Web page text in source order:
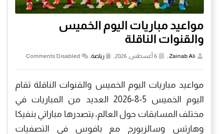
مواعيد مباريات اليوم الخميس
والقنوات الناقلة
Zainab Ali رياضة Comments Disabled
مواعيد مباريات اليوم الخميس والقنوات الناقلة تقام
اليوم الخميس 5-8-2026 العديد من المباريات في
مختلف المسابقات حول العالم، يتصدرها مباراتي بنفيكا
وهارتس وسالزبورج مع بافوس في التصفيات